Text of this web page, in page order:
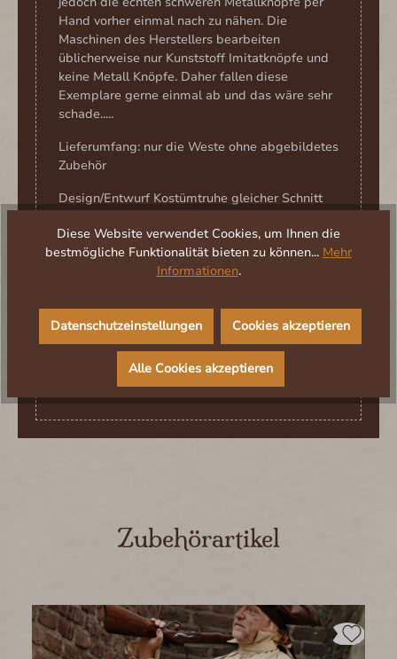
Hand vorher einmal nach zu nähen. Die
Maschinen des Herstellers bearbeiten
üblicherweise nur Kunststoff Imitatknöpfe und
keine Metall Knöpfe. Daher fallen diese
Exemplare gerne einmal ab und das wäre sehr
schade.....
Lieferumfang: nur die Weste ohne abgebildetes
Zubehör
Design/Entwurf Kostümtruhe gleicher Schnitt
Herstellerinformation/Verantwortlich für die EU
Produktgalerie überspringenZubehörartikel
Diese Website verwendet Cookies, um Ihnen die
bestmögliche Funktionalität bieten zu können... Mehr
Informationen.
Datenschutzeinstellungen Cookies akzeptieren
Alle Cookies akzeptieren